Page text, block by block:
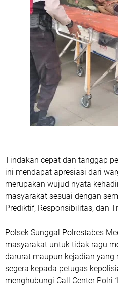
‎Tindakan cepat dan tanggap
ini mendapat apresiasi dari
merupakan wujud nyata
masyarakat sesuai dengan
Prediktif, Responsibilitas, dan
‎Polsek Sunggal Polrestabes
masyarakat untuk tidak ragu
darurat maupun kejadian
segera kepada petugas
menghubungi Call Center Polri